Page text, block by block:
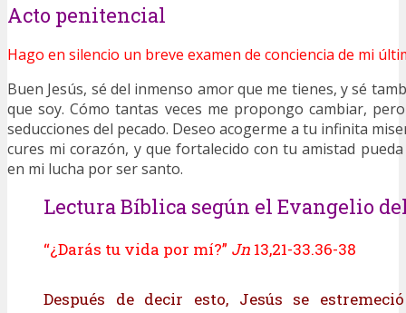
Acto penitencial
Hago en silencio un breve examen de conciencia de mi
Buen Jesús, sé del inmenso amor que me tienes, y sé
que soy. Cómo tantas veces me propongo cambiar,
seducciones del pecado. Deseo acogerme a tu infinita
cures mi corazón, y que fortalecido con tu amistad
en mi lucha por ser santo.
Lectura Bíblica según el Evangelio
“¿Darás tu vida por mí?” Jn 13,21-33.36-38
Después de decir esto, Jesús se